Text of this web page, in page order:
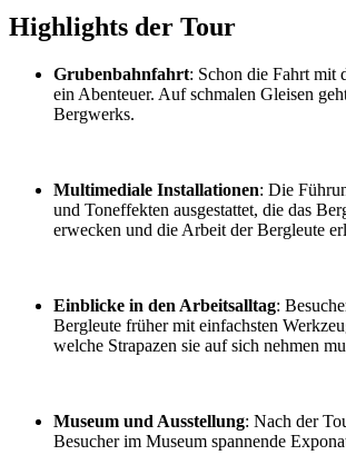
Highlights der Tour
Grubenbahnfahrt: Schon die Fahrt mit
ein Abenteuer. Auf schmalen Gleisen
Bergwerks.
Multimediale Installationen: Die
und Toneffekten ausgestattet, die das
erwecken und die Arbeit der Bergleute
Einblicke in den Arbeitsalltag:
Bergleute früher mit einfachsten
welche Strapazen sie auf sich nehmen
Museum und Ausstellung: Nach der
Besucher im Museum spannende